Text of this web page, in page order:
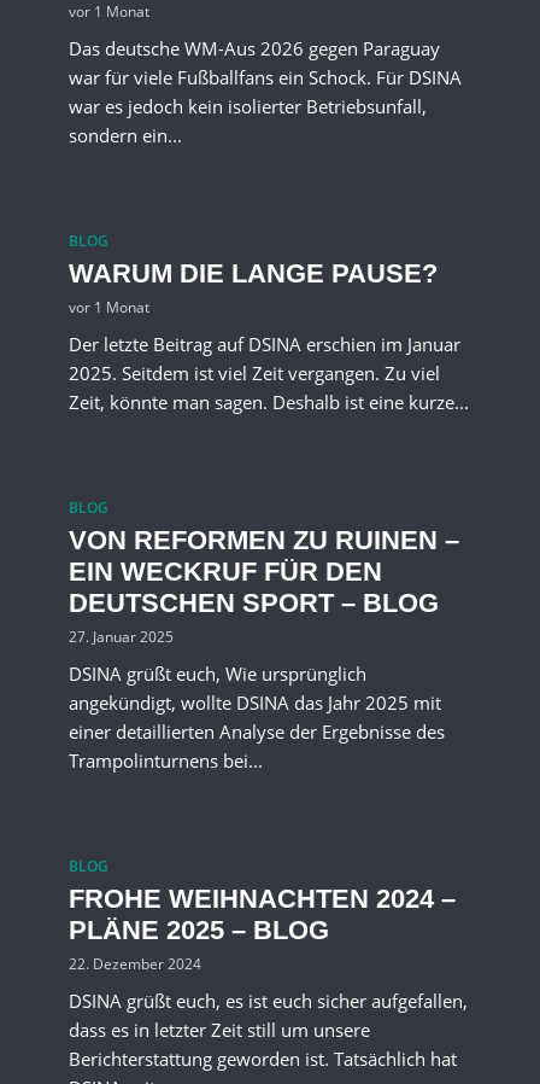
vor 1 Monat
Das deutsche WM-Aus 2026 gegen Paraguay
war für viele Fußballfans ein Schock. Für DSINA
war es jedoch kein isolierter Betriebsunfall,
sondern ein...
BLOG
WARUM DIE LANGE PAUSE?
vor 1 Monat
Der letzte Beitrag auf DSINA erschien im Januar
2025. Seitdem ist viel Zeit vergangen. Zu viel
Zeit, könnte man sagen. Deshalb ist eine kurze...
BLOG
VON REFORMEN ZU RUINEN –
EIN WECKRUF FÜR DEN
DEUTSCHEN SPORT – BLOG
27. Januar 2025
DSINA grüßt euch, Wie ursprünglich
angekündigt, wollte DSINA das Jahr 2025 mit
einer detaillierten Analyse der Ergebnisse des
Trampolinturnens bei...
BLOG
FROHE WEIHNACHTEN 2024 –
PLÄNE 2025 – BLOG
22. Dezember 2024
DSINA grüßt euch, es ist euch sicher aufgefallen,
dass es in letzter Zeit still um unsere
Berichterstattung geworden ist. Tatsächlich hat